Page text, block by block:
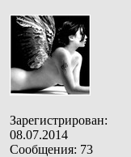
Зарегистрирован:
08.07.2014
Сообщения: 73